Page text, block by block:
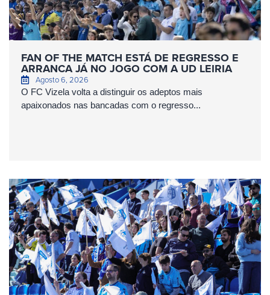
FAN OF THE MATCH ESTÁ DE REGRESSO E
ARRANCA JÁ NO JOGO COM A UD LEIRIA
Agosto 6, 2026
O FC Vizela volta a distinguir os adeptos mais
apaixonados nas bancadas com o regresso...